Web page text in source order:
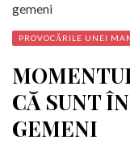
gemeni
PROVOCĂRILE UNEI
CĂ SUNT
GEMENI